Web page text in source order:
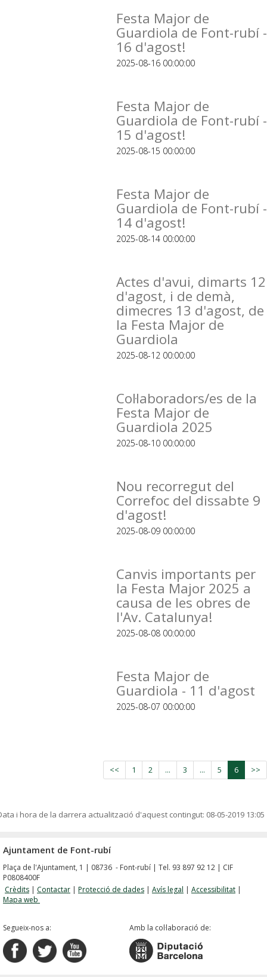
Festa Major de
Guardiola de Font-rubí -
16 d'agost!
2025-08-16 00:00:00
Festa Major de
Guardiola de Font-rubí -
15 d'agost!
2025-08-15 00:00:00
Festa Major de
Guardiola de Font-rubí -
14 d'agost!
2025-08-14 00:00:00
Actes d'avui, dimarts 12
d'agost, i de demà,
dimecres 13 d'agost, de
la Festa Major de
Guardiola
2025-08-12 00:00:00
Col·laboradors/es de la
Festa Major de
Guardiola 2025
2025-08-10 00:00:00
Nou recorregut del
Correfoc del dissabte 9
d'agost!
2025-08-09 00:00:00
Canvis importants per
la Festa Major 2025 a
causa de les obres de
l'Av. Catalunya!
2025-08-08 00:00:00
Festa Major de
Guardiola - 11 d'agost
2025-08-07 00:00:00
<< 1 2 ... 3 ... 5 6 >>
i hora de la darrera actualització d'aquest contingut: 08-05-2019 13:05
Ajuntament de Font-rubí
Plaça de l'Ajuntament, 1 | 08736 - Font-rubí | Tel. 93 897 92 12 | CIF
P0808400F
Crèdits | Contactar | Protecció de dades | Avís legal | Accessibilitat |
Mapa web
Segueix-nos a: Amb la col·laboració de: